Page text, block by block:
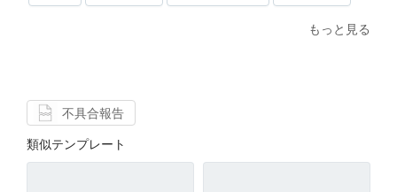
もっと見る
不具合報告
類似テンプレート